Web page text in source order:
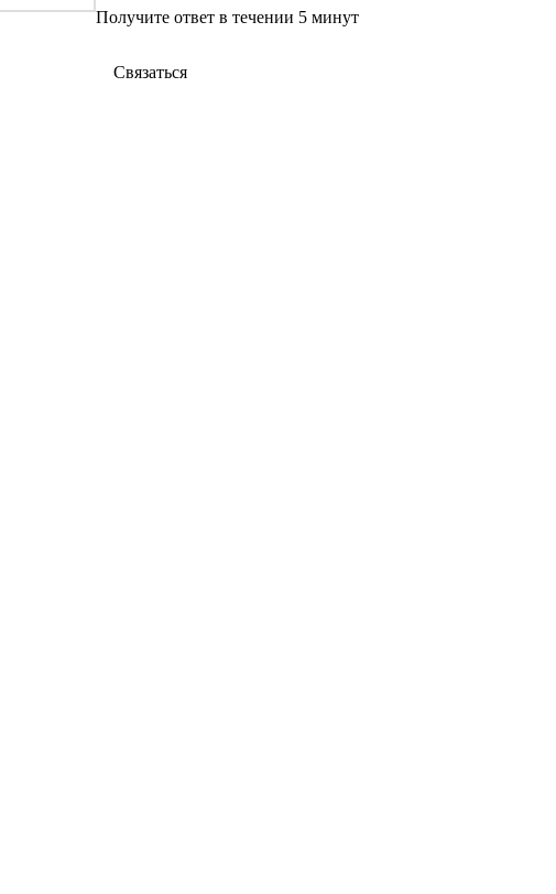
Получите ответ в течении 5 минут
Связаться